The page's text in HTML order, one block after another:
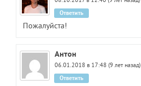
Пожалуйста!
Ответить
Антон
06.01.2018 в 17:48 (9 лет назад)
Ответить